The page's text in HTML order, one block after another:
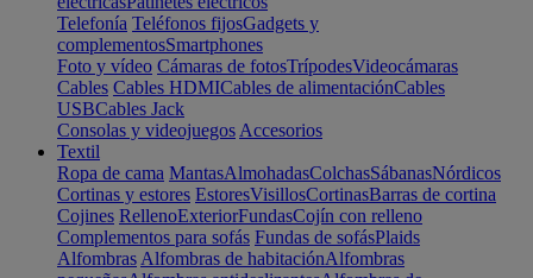
Telefonía Teléfonos fijosGadgets y
complementosSmartphones
Foto y vídeo Cámaras de fotosTrípodesVideocámaras
Cables Cables HDMICables de alimentaciónCables
USBCables Jack
Consolas y videojuegos Accesorios
Textil
Ropa de cama MantasAlmohadasColchasSábanasNórdicos
Cortinas y estores EstoresVisillosCortinasBarras de cortina
Cojines RellenoExteriorFundasCojín con relleno
Complementos para sofás Fundas de sofásPlaids
Alfombras Alfombras de habitaciónAlfombras